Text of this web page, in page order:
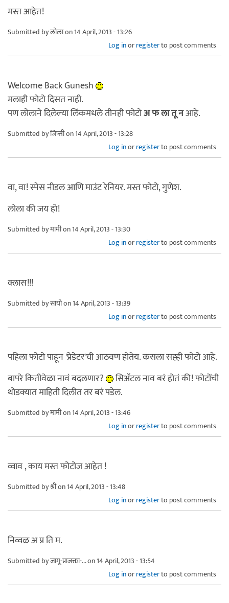
मस्त आहेत!
Submitted byलोलाon 14 April, 2013 - 13:26
Log inorregisterto post comments
Welcome Back Gunesh
मलाही फोटो दिसत नाही.
पण लोलाने दिलेल्या लिंकमधले तीनही फोटोअ फ ला तू नआहे.
Submitted byजिप्सीon 14 April, 2013 - 13:28
Log inorregisterto post comments
वा, वा! स्पेस नीडल आणि माउंट रेनियर. मस्त फोटो, गुणेश.
लोला की जय हो!
Submitted byमामीon 14 April, 2013 - 13:30
Log inorregisterto post comments
क्लास!!!
Submitted byसायोon 14 April, 2013 - 13:39
Log inorregisterto post comments
पहिला फोटो पाहून 'प्रेडेटर'ची आठवण होतेय. कसला सह्ही फोटो आहे.
बापरे कितीवेळा नावं बदलणार?
सिअ‍ॅटल नाव बरं होतं की! फोटोंची
थोडक्यात माहिती दिलीत तर बरं पडेल.
Submitted byमामीon 14 April, 2013 - 13:46
Log inorregisterto post comments
व्वाव , काय मस्त फोटोज आहेत !
Submitted byश्रीon 14 April, 2013 - 13:48
Log inorregisterto post comments
निव्वळ अ प्र ति म.
Submitted byजागू-प्राजक्ता-...on 14 April, 2013 - 13:54
Log inorregisterto post comments